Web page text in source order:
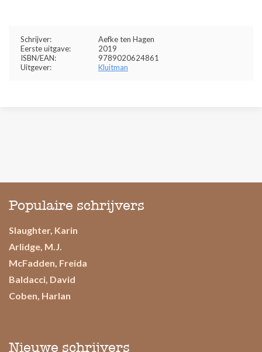
Schrijver:
Aefke ten Hagen
Eerste uitgave:
2019
ISBN/EAN:
9789020624861
Uitgever:
Kluitman
Populaire schrijvers
Slaughter, Karin
Arlidge, M.J.
McFadden, Freida
Baldacci, David
Coben, Harlan
Nieuwe schrijvers